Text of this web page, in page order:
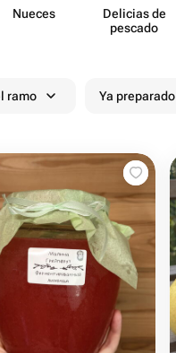
Nueces
Delicias de
pescado
ramo Ya preparado